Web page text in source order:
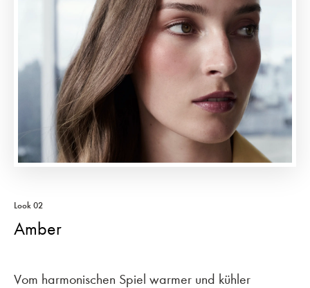
Look 02
Amber
Vom harmonischen Spiel warmer und kühler